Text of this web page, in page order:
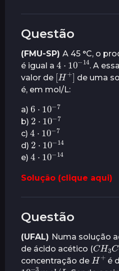
Questão
(FMU-SP) A 45 °C, o
é igual a
4 ⋅10−
14
. A
valor de
[H+
]
de uma
é, em mol/L:
a)
6 10 −
7
b)
2 10 −
7
c)
4 10 −
7
d)
2 ⋅10 −
14
e)
4 10 −
14
Solução (clique aqui)
Questão
(UFAL) Numa solução
de ácido acético (
CH 3
concentração de
H+
é
10−3mol/
L